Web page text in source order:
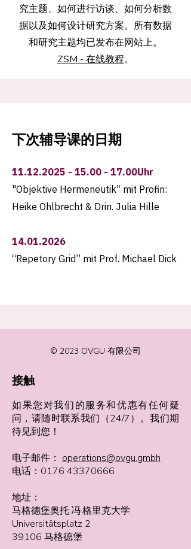
究主题、如何进行访谈、如何分析数
据以及如何设计研究方案。所有数据
和研究主题均已发布在网站上。
ZSM - 在线教程。
下次辅导课的日期
11.12.2025 - 15.00 - 17.00Uhr
"Objektive Hermeneutik“ mit Profin:
Heike Ohlbrecht & Drin. Julia Hille
14.01.2026
“Repetory Grid” mit Prof. Michael Dick
© 2023 OVGU 有限公司
接触
如果您对我们的服务和优惠有任何疑
问，请随时联系我们（24/7）。我们期
待见到您！
电子邮件： operations@ovgu.gmbh
电话：0176 43370666
地址：
马格德堡奥托·冯·格里克大学
Universitätsplatz 2
39106 马格德堡